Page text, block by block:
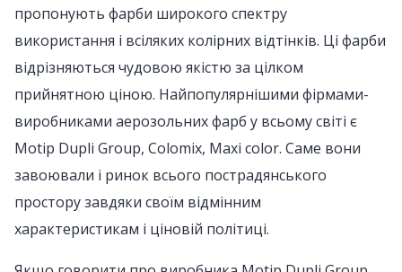
пропонують фарби широкого спектру
використання і всіляких колірних відтінків. Ці фарби
відрізняються чудовою якістю за цілком
прийнятною ціною. Найпопулярнішими фірмами-
виробниками аерозольних фарб у всьому світі є
Motip Dupli Group, Colomix, Maxi color. Саме вони
завоювали і ринок всього пострадянського
простору завдяки своїм відмінним
характеристикам і ціновій політиці.